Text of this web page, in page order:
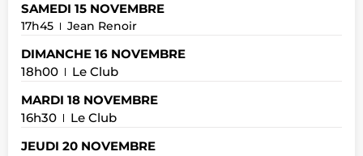
SAMEDI 15 NOVEMBRE
17h45 Jean Renoir
DIMANCHE 16 NOVEMBRE
18h00
Le Club
MARDI 18 NOVEMBRE
16h30
Le Club
JEUDI 20 NOVEMBRE